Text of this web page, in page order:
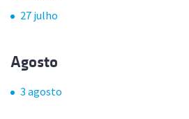
27 julho
Agosto
3 agosto